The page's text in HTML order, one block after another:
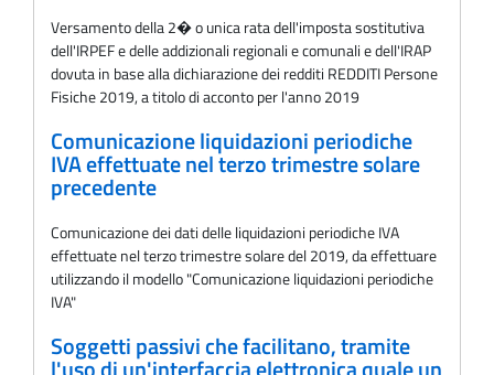
Versamento della 2� o unica rata dell'imposta sostitutiva
dell'IRPEF e delle addizionali regionali e comunali e dell'IRAP
dovuta in base alla dichiarazione dei redditi REDDITI Persone
Fisiche 2019, a titolo di acconto per l'anno 2019
Comunicazione liquidazioni periodiche
IVA effettuate nel terzo trimestre solare
precedente
Comunicazione dei dati delle liquidazioni periodiche IVA
effettuate nel terzo trimestre solare del 2019, da effettuare
utilizzando il modello "Comunicazione liquidazioni periodiche
IVA"
Soggetti passivi che facilitano, tramite